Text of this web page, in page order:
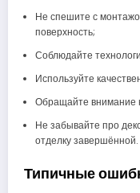
Не спешите с
поверхность;
Соблюдайте
Используйте
Обращайте внимание
Не забывайте про
отделку завершённой.
Типичные